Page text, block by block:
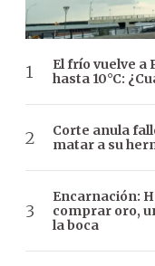
El frío vuelve a
hasta 10°C:
Corte anula
matar a su
Encarnación:
comprar oro,
la boca